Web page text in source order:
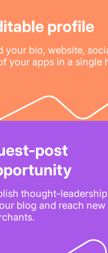
profile
your bio, website,
your apps in a single
post
thought-
blog and reach new